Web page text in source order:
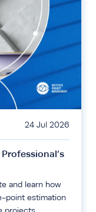
24 Jul 2026
and learn how
point estimation